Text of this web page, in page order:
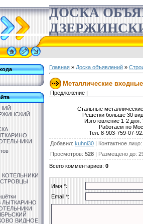
ДОСКА
КОТЕЛЬНИКИ
ЛЫТКАРИНО
ВИДНОЕ
Главная » Доска объявлений »
Металлические
Предложение |
Стальные
Решётки больше 30
Изготовление 1-2
Работаем по
Тел. 8-903-759-07-
Добавил: kuhni30 | Контактное лицо:
Просмотров: 528 | Размещено до:
Всего комментариев: 0
Имя *:
Email *: